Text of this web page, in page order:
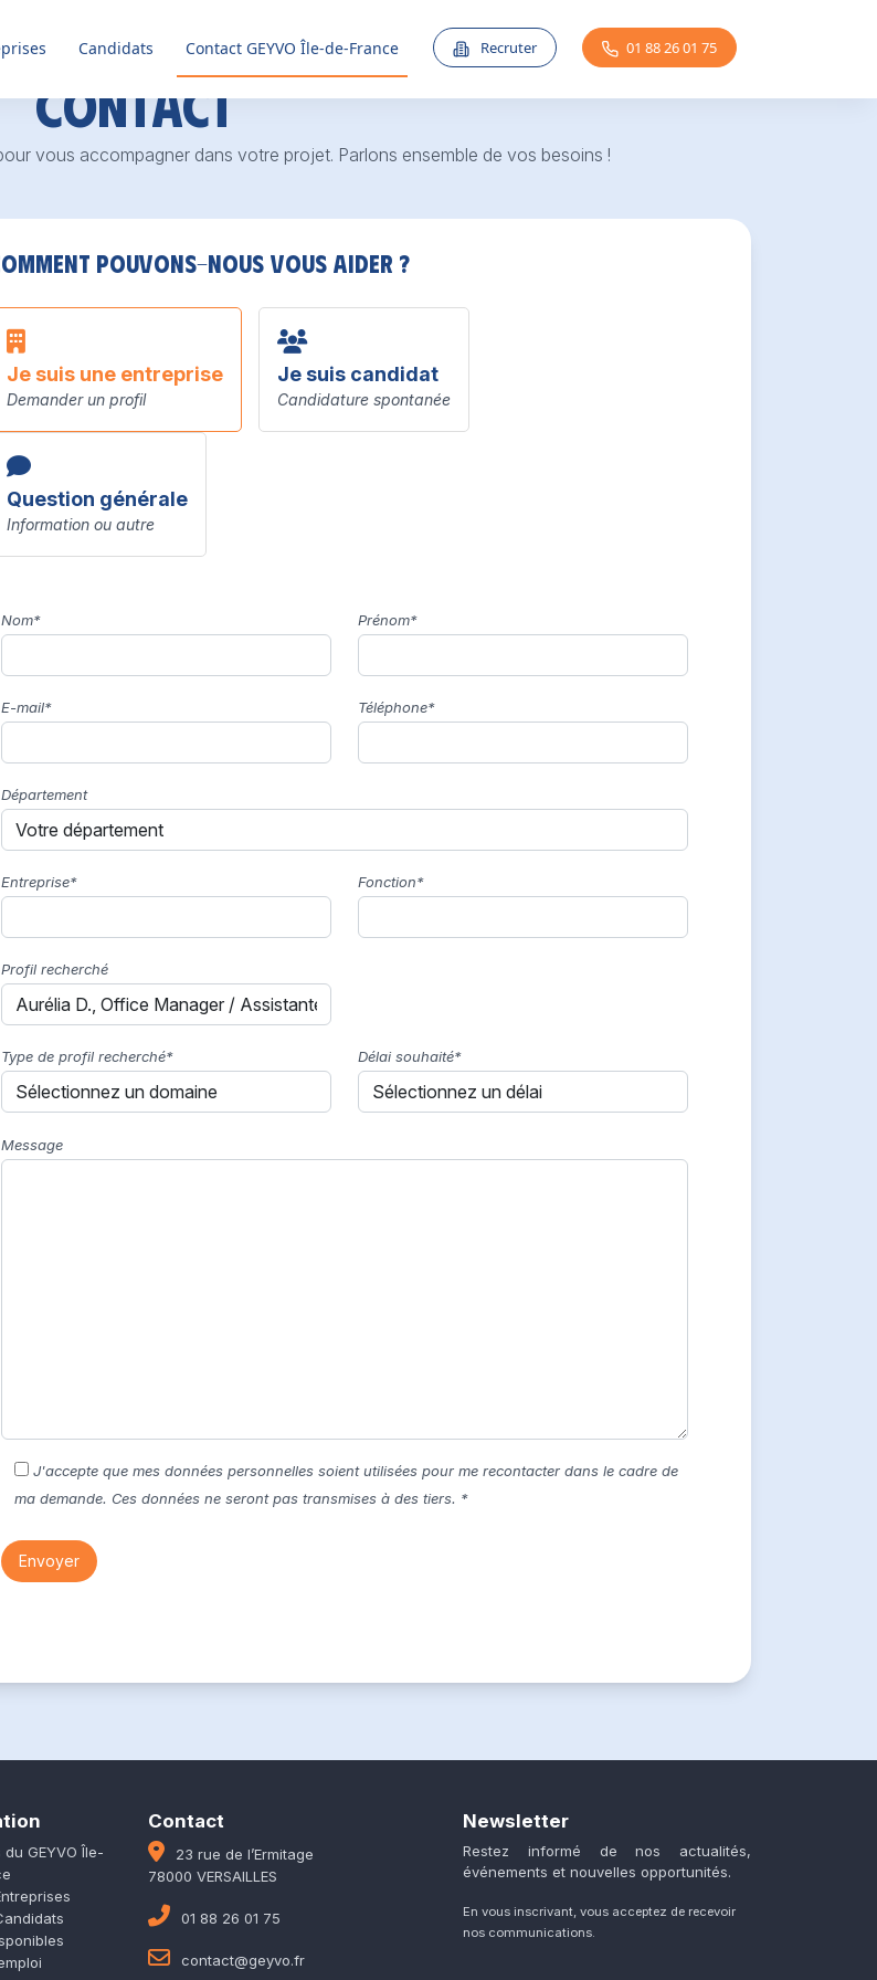
Candidats Contact GEYVO Île-de-France Recruter 01 88 26 01 75
Contact
vous accompagner dans votre projet. Parlons ensemble de vos besoins !
pouvons-nous vous aider ?
Je suis une entreprise
Demander un profil
Je suis candidat
Candidature spontanée
Question générale
Information ou autre
Nom* Prénom*
E-mail* Téléphone*
Département
Entreprise* Fonction*
Profil recherché
Type de profil recherché* Délai souhaité*
Message
J'accepte que mes données personnelles soient utilisées pour me recontacter dans le cadre de
ma demande. Ces données ne seront pas transmises à des tiers. *
GEYVO Île-
Contact
23 rue de l’Ermitage
78000 VERSAILLES
01 88 26 01 75
contact@geyvo.fr
Newsletter
Restez informé de nos actualités,
événements et nouvelles opportunités.
En vous inscrivant, vous acceptez de recevoir
nos communications.